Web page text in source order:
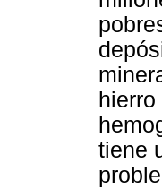
tiene